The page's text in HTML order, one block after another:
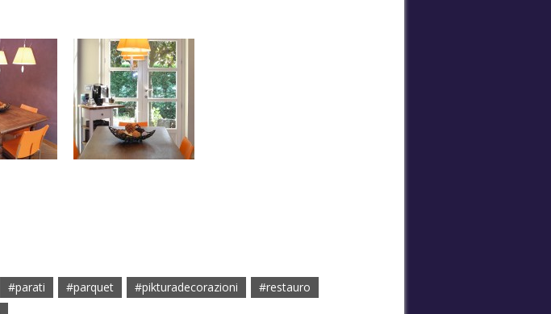
#parati #parquet #pikturadecorazioni
#restauro